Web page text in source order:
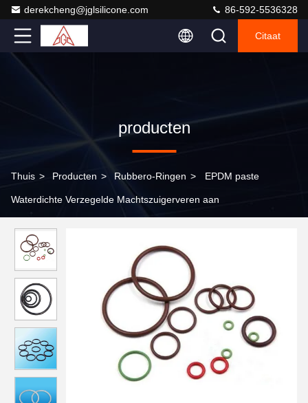
derekcheng@jglsilicone.com 86-592-5536328
Citaat
producten
Thuis > Producten > Rubbero-Ringen > EPDM paste
Waterdichte Verzegelde Machtszuigerveren aan